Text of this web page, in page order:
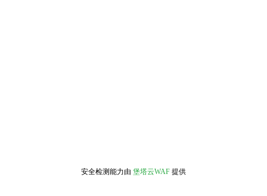
安全检测能力由 堡塔云WAF 提供